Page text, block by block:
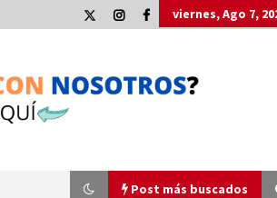
viernes, Ago 7,
Post más buscados